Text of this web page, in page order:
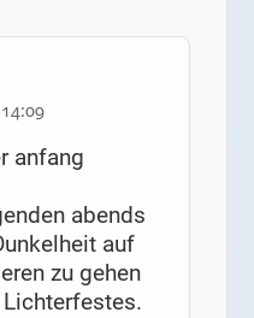
anfang
abends
auf
zu gehen